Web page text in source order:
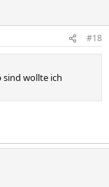
#18
sind wollte ich